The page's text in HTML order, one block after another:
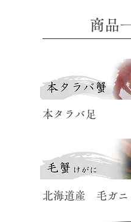
商品
​本タラバ足
​北海道産 毛ガニ